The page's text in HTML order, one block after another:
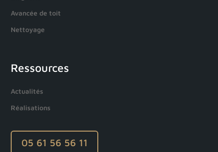
Avancée de toit
Nettoyage
Ressources
Actualités
Réalisations
05 61 56 56 11